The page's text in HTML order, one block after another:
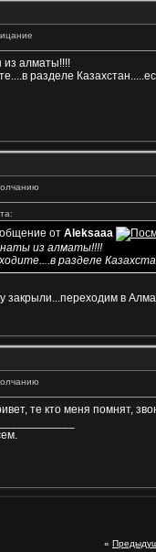
алматы!!!!
разделе
от Aleksaaa
из алматы!!!!
разделе
закрыли...переходим в
те кто меня помнят,
«